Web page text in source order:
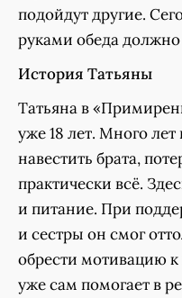
подойдут другие.
руками обеда должно
История Татьяны
Татьяна в
уже 18 лет. Много
навестить брата,
практически всё.
и питание. При
и сестры он смог
обрести мотивацию
уже сам помогает в